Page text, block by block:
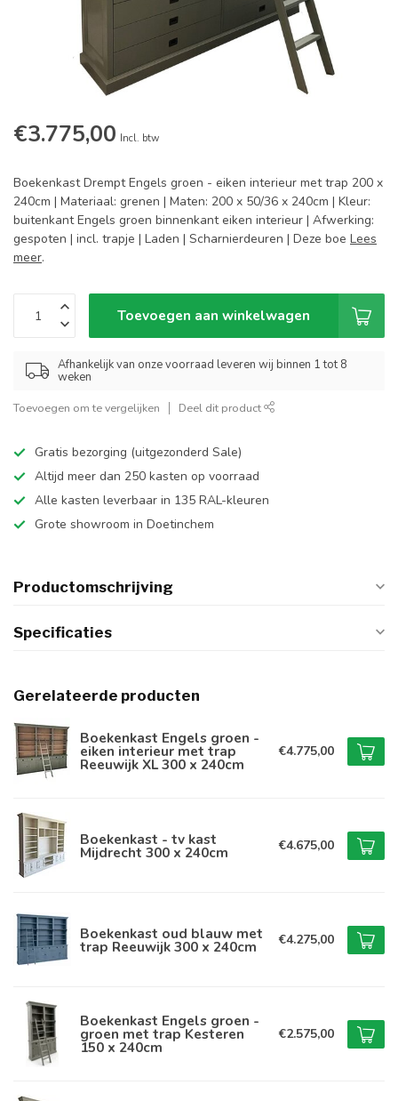
€3.775,00 Incl. btw
Boekenkast Drempt Engels groen - eiken interieur met trap 200 x
240cm | Materiaal: grenen | Maten: 200 x 50/36 x 240cm | Kleur:
buitenkant Engels groen binnenkant eiken interieur | Afwerking:
gespoten | incl. trapje | Laden | Scharnierdeuren | Deze boe Lees
meer.
Toevoegen aan winkelwagen
Afhankelijk van onze voorraad leveren wij binnen 1 tot 8
weken
Toevoegen om te vergelijken Deel dit product
Gratis bezorging (uitgezonderd Sale)
Altijd meer dan 250 kasten op voorraad
Alle kasten leverbaar in 135 RAL-kleuren
Grote showroom in Doetinchem
Productomschrijving
Specificaties
Gerelateerde producten
Boekenkast Engels groen -
eiken interieur met trap
Reeuwijk XL 300 x 240cm
€4.775,00
Boekenkast - tv kast
Mijdrecht 300 x 240cm €4.675,00
Boekenkast oud blauw met
trap Reeuwijk 300 x 240cm €4.275,00
Boekenkast Engels groen -
groen met trap Kesteren
150 x 240cm
€2.575,00